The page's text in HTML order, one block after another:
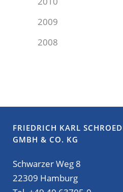
2009
2008
FRIEDRICH KARL
GMBH & CO. KG
Schwarzer Weg 8
22309 Hamburg